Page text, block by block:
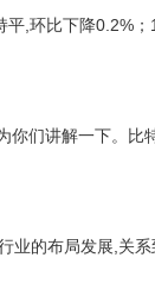
,环比下降0.2%；
你们讲解一下。比
业的布局发展,关系